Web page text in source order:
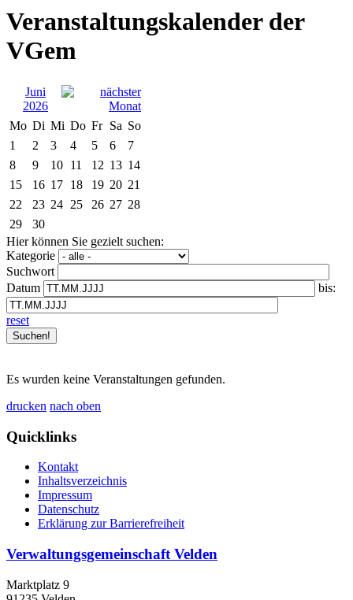
Veranstaltungskalender der
VGem
Juni
2026
Mo Di Mi Do Fr Sa So
1
2 3 4 5 6
7
8
9 10 11 12 13 14
15
16 17 18 19 20 21
22
23 24 25 26 27 28
29
30
Hier können Sie gezielt suchen:
Kategorie
Suchwort
Datum
bis:
reset
Es wurden keine Veranstaltungen gefunden.
drucken nach oben
Quicklinks
Kontakt
Inhaltsverzeichnis
Impressum
Datenschutz
Erklärung zur Barrierefreiheit
Verwaltungsgemeinschaft Velden
Marktplatz 9